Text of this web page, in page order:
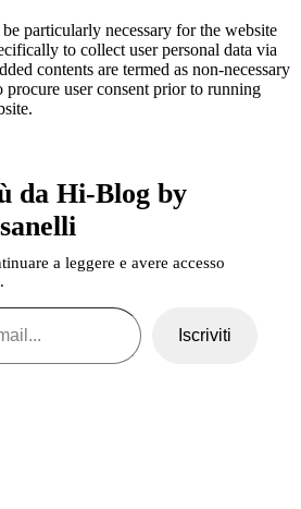
particularly necessary for the website
to collect user personal data via
contents are termed as non-necessary
user consent prior to running
da Hi-Blog by
a leggere e avere accesso
Iscriviti